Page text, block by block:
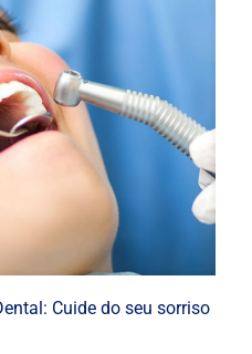
Cuide do seu sorriso